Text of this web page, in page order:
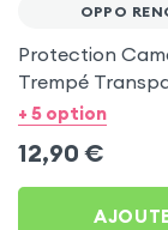
OPPO
Protection
Trempé
Oppo Reno 13
+ 5 option
12,90 €